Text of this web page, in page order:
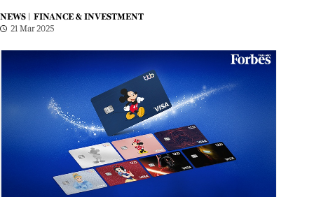
NEWS |
FINANCE & INVESTMENT
21 Mar 2025